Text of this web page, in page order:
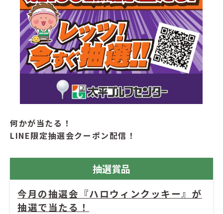
何かが当たる！
LINE限定抽選会クーポン配信！
抽選賞品
今月の抽選会『ハロウィンクッキー』が
抽選で当たる！